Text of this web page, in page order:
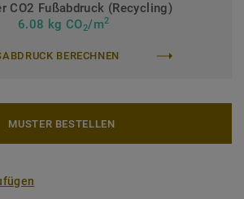
CO2 Fußabdruck (Recycling)
6.08 kg CO2/m2
BERECHNEN
MUSTER BESTELLEN